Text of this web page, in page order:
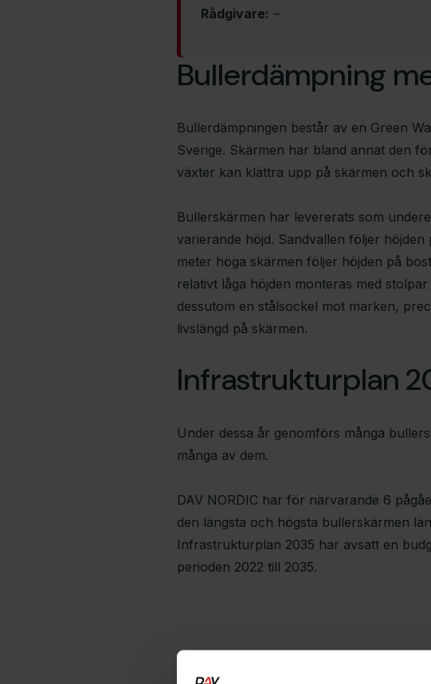
Rådgivare: –
Bullerdämpning
Bullerdämpningen består av en Green
Sverige. Skärmen har bland annat den
växter kan klättra upp på skärmen och
Bullerskärmen har levererats som
varierande höjd. Sandvallen följer
meter höga skärmen följer höjden på
relativt låga höjden monteras med
dessutom en stålsockel mot marken,
livslängd på skärmen.
Infrastrukturplan
Under dessa år genomförs många
många av dem.
DAV NORDIC har för närvarande 6
den längsta och högsta bullerskärmen
Infrastrukturplan 2035 har avsatt en
perioden 2022 till 2035.